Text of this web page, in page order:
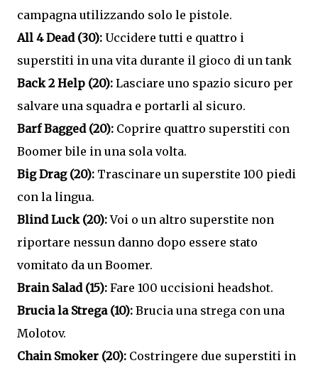
campagna utilizzando solo le pistole.
All 4 Dead (30): Uccidere tutti e quattro i
superstiti in una vita durante il gioco di un tank
Back 2 Help (20): Lasciare uno spazio sicuro per
salvare una squadra e portarli al sicuro.
Barf Bagged (20): Coprire quattro superstiti con
Boomer bile in una sola volta.
Big Drag (20): Trascinare un superstite 100 piedi
con la lingua.
Blind Luck (20):Voi o un altro superstite non
riportare nessun danno dopo essere stato
vomitato da un Boomer.
Brain Salad (15): Fare 100 uccisioni headshot.
Brucia la Strega (10): Brucia una strega con una
Molotov.
Chain Smoker (20): Costringere due superstiti in